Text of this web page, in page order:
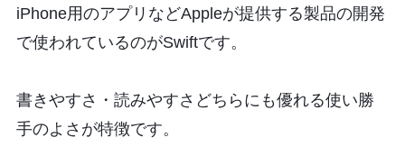
iPhone用のアプリなどAppleが提供する製品の開発
で使われているのがSwiftです。
書きやすさ・読みやすさどちらにも優れる使い勝
手のよさが特徴です。